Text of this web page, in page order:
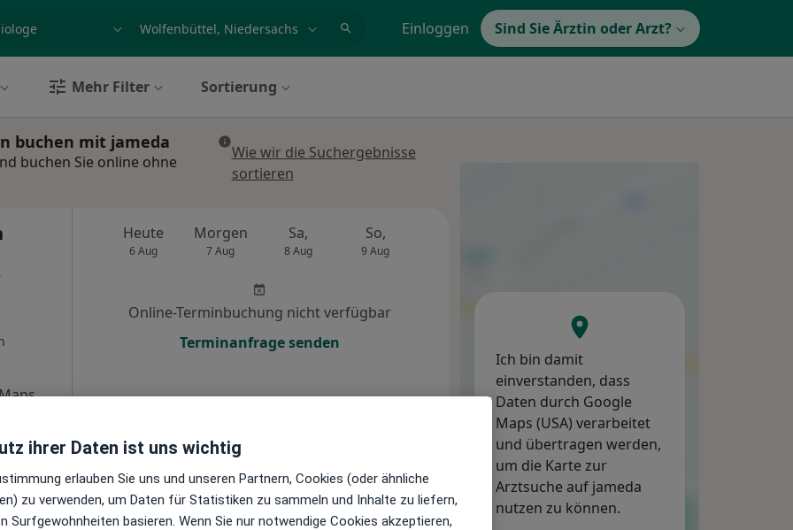
Einloggen Sind Sie Ärztin oder Arzt?
Mehr Filter Sortierung
buchen mit jameda
buchen Sie online ohne
Wie wir die Suchergebnisse
sortieren
Heute
6 Aug
Morgen
7 Aug
Sa,
8 Aug
So,
9 Aug
Online-Terminbuchung nicht verfügbar
Terminanfrage senden
Heute
6 Aug
Morgen
7 Aug
Sa,
8 Aug
So,
9 Aug
Di,
11 Aug
Mi,
12 Aug
Ich bin damit
einverstanden, dass
Daten durch Google
Maps (USA) verarbeitet
und übertragen werden,
um die Karte zur
Arztsuche auf jameda
nutzen zu können.
ihrer Daten ist uns wichtig
erlauben Sie uns und unseren Partnern, Cookies (oder ähnliche
zu verwenden, um Daten für Statistiken zu sammeln und Inhalte zu liefern,
Surfgewohnheiten basieren. Wenn Sie nur notwendige Cookies akzeptieren,